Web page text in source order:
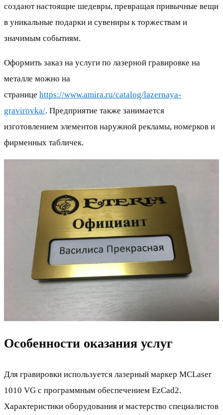
создают настоящие шедевры, превращая привычные вещи
в уникальные подарки и сувениры к торжествам и
значимым событиям.
Оформить заказ на услуги по лазерной гравировке на
металле можно на
странице https://www.amira.ru/catalog/lazernaya-
gravirovka/. Предприятие также занимается
изготовлением элементов наружной рекламы, номерков и
фирменных табличек.
Особенности оказания услуг
Для гравировки используется лазерный маркер MCLaser
1010 VG с программным обеспечением EzCad2.
Характеристики оборудования и мастерство специалистов